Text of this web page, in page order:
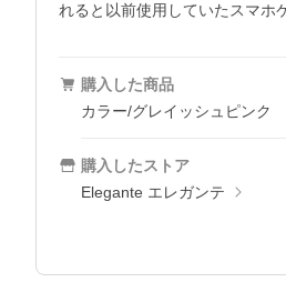
れると以前使用していたスマホ
購入した商品
カラー/グレイッシュピンク
購入したストア
Elegante エレガンテ